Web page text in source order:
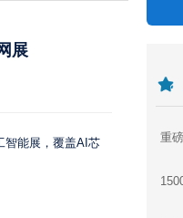
展
智能展，覆盖AI芯